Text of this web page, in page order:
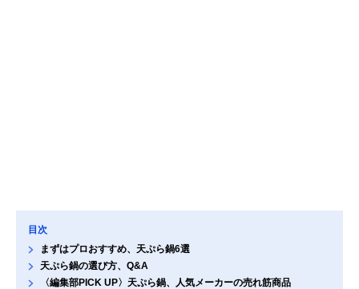
目次
まずはプロおすすめ、天ぷら鍋6選
天ぷら鍋の選び方、Q&A
〈編集部PICK UP〉天ぷら鍋、人気メーカーの売れ筋商品